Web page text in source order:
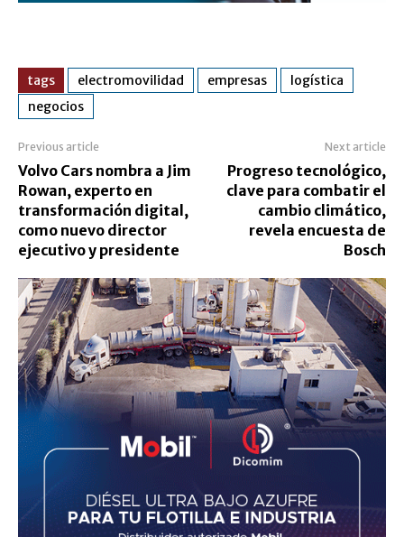
tags electromovilidad empresas
logística
negocios
Previous article
Volvo Cars nombra a Jim
Rowan, experto en
transformación digital,
como nuevo director
ejecutivo y presidente
Next article
Progreso tecnológico,
clave para combatir el
cambio climático,
revela encuesta de
Bosch